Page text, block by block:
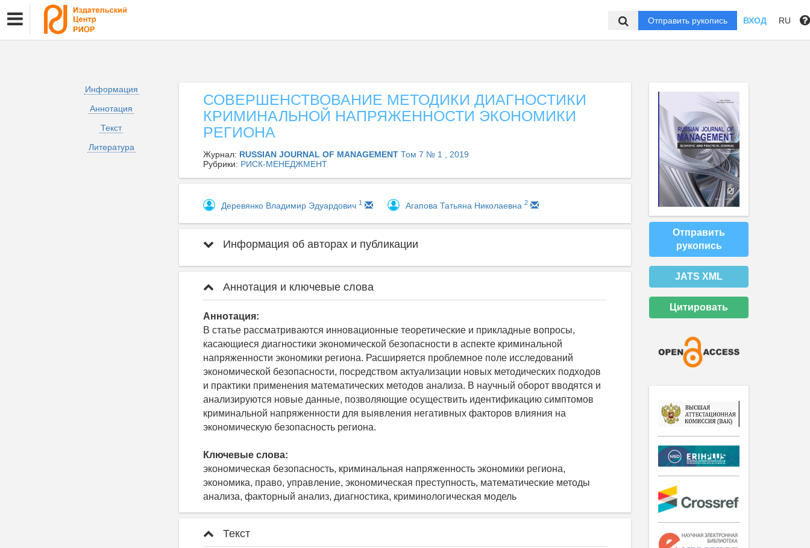
Отправить рукопись ВХОД RU
Информация
Аннотация
Текст
Литература
СОВЕРШЕНСТВОВАНИЕ МЕТОДИКИ ДИАГНОСТИКИ
КРИМИНАЛЬНОЙ НАПРЯЖЕННОСТИ ЭКОНОМИКИ
РЕГИОНА
Журнал: RUSSIAN JOURNAL OF MANAGEMENT Том 7 № 1 , 2019
Рубрики: РИСК-МЕНЕДЖМЕНТ
Деревянко Владимир Эдуардович 1 Агапова Татьяна Николаевна 2
Информация об авторах и публикации
Аннотация и ключевые слова
Аннотация:
В статье рассматриваются инновационные теоретические и прикладные вопросы,
касающиеся диагностики экономической безопасности в аспекте криминальной
напряженности экономики региона. Расширяется проблемное поле исследований
экономической безопасности, посредством актуализации новых методических подходов
и практики применения математических методов анализа. В научный оборот вводятся и
анализируются новые данные, позволяющие осуществить идентификацию симптомов
криминальной напряженности для выявления негативных факторов влияния на
экономическую безопасность региона.
Ключевые слова:
экономическая безопасность, криминальная напряженность экономики региона,
экономика, право, управление, экономическая преступность, математические методы
анализа, факторный анализ, диагностика, криминологическая модель
Текст
Отправить
рукопись
JATS XML
Цитировать